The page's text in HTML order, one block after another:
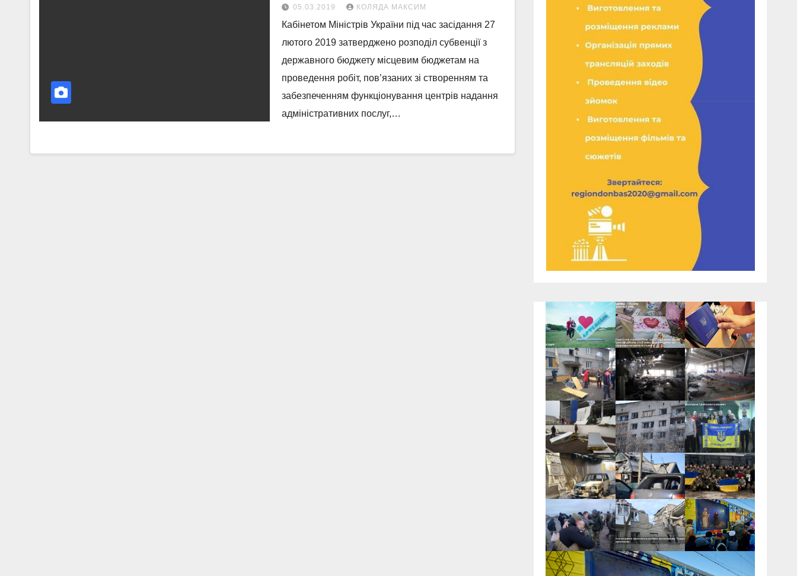
05.03.2019 КОЛЯДА МАКСИМ
Кабінетом Міністрів України під час засідання 27
лютого 2019 затверджено розподіл субвенції з
державного бюджету місцевим бюджетам на
проведення робіт, пов’язаних зі створенням та
забезпеченням функціонування центрів надання
адміністративних послуг,…